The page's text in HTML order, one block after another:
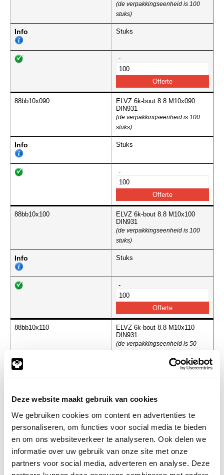
Deze website maakt gebruik van cookies
We gebruiken cookies om content en advertenties te
personaliseren, om functies voor social media te bieden
en om ons websiteverkeer te analyseren. Ook delen we
informatie over uw gebruik van onze site met onze
partners voor social media, adverteren en analyse. Deze
(de verpakkingseenheid is 100
stuks)
Info Stuks
-
88bb10x090
ELVZ 6k-bout 8.8 M10x090
DIN931
(de verpakkingseenheid is 100
stuks)
Info Stuks
-
88bb10x100
ELVZ 6k-bout 8.8 M10x100
DIN931
(de verpakkingseenheid is 100
stuks)
Info Stuks
-
88bb10x110
ELVZ 6k-bout 8.8 M10x110
DIN931
(de verpakkingseenheid is 50
Info
-
88bb10x120
ELVZ 6k-bout 8.8 M10x120
DIN931
stuks)